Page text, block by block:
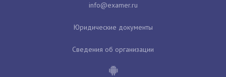
Юридические документы
Сведения об организации